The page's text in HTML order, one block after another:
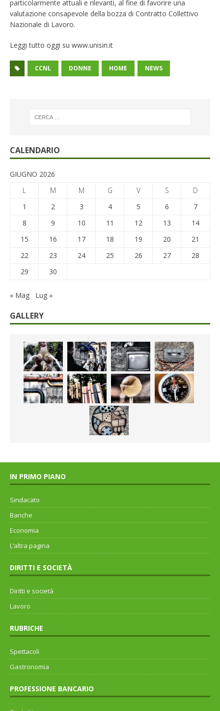
particolarmente attuali e rilevanti, al fine di favorire una
valutazione consapevole della bozza di Contratto Collettivo
Nazionale di Lavoro.
Leggi tutto oggi su www.unisin.it
CCNL DONNE HOME NEWS
CALENDARIO
GIUGNO 2026
L
M M G V S
D
1
2 3 4 5 6
7
8
9 10 11 12 13
14
15
16 17 18 19 20
21
22
23 24 25 26 27
28
29
30
« Mag Lug »
GALLERY
IN PRIMO PIANO
Sindacato
Banche
Economia
L’altra pagina
DIRITTI E SOCIETÀ
Diritti e società
Lavoro
RUBRICHE
Spettacoli
Gastronomia
PROFESSIONE BANCARIO